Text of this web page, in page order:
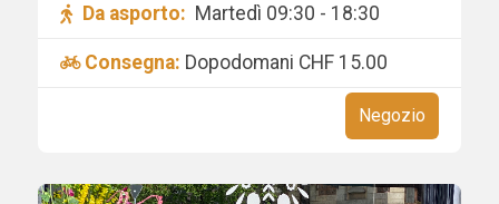
Da asporto: Martedì 09:30 - 18:30
Consegna: Dopodomani CHF 15.00
Negozio